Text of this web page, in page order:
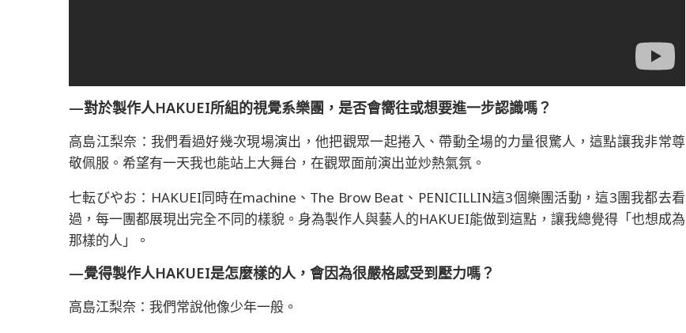
—對於製作人HAKUEI所組的視覺系樂團，是否會嚮往或想要進一步認識嗎？
高島江梨奈：我們看過好幾次現場演出，他把觀眾一起捲入、帶動全場的力量很驚人，這點讓我非常尊
敬佩服。希望有一天我也能站上大舞台，在觀眾面前演出並炒熱氣氛。
七転びやお：HAKUEI同時在machine、The Brow Beat、PENICILLIN這3個樂團活動，這3團我都去看
過，每一團都展現出完全不同的樣貌。身為製作人與藝人的HAKUEI能做到這點，讓我總覺得「也想成為
那樣的人」。
—覺得製作人HAKUEI是怎麼樣的人，會因為很嚴格感受到壓力嗎？
高島江梨奈：我們常說他像少年一般。